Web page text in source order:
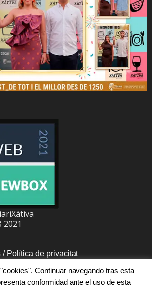
2021
/ Política de privacitat
Continuar navegando tras esta
conformidad ante el uso de esta